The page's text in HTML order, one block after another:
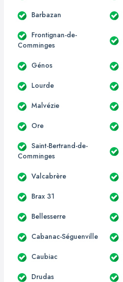
Barbazan
Frontignan-de-
Comminges
Génos
Lourde
Malvézie
Ore
Saint-Bertrand-de-
Comminges
Valcabrère
Brax 31
Bellesserre
Cabanac-Séguenville
Caubiac
Drudas